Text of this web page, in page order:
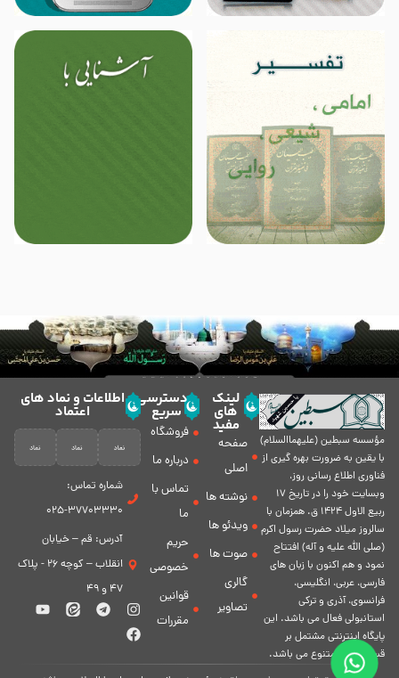
مؤسسه سبطين (عليهماالسلام)
با يقين به ضرورت بهره گیرى از
فناورى اطلاع رسانى روز،
وبسایت خود را در تاريخ 17
ربيع الاول 1424 ق. همزمان با
سالروز ميلاد حضرت رسول اكرم
(صلی الله علیه و آله) افتتاح
نمود و هم اكنون با زبان های
فارسی، عربى، انگلیسی،
فرانسوی، آذری و ترکی
استانبولی فعال مى باشد. اين
پايگاه اينترنتى مشتمل بر
قسمت هاى متنوع مى باشد.
لینک
های
مفید
صفحه
اصلی
نوشته ها
ویدئو ها
صوت ها
گالری
تصاویر
دسترسی
سریع
فروشگاه
درباره ما
تماس با
ما
حریم
خصوصی
قوانین
مقررات
اطلاعات و نماد های
اعتماد
شماره تماس:
37703330-025
آدرس: قم – خیابان
انقلاب – کوچه 26 - پلاک
47 و 49